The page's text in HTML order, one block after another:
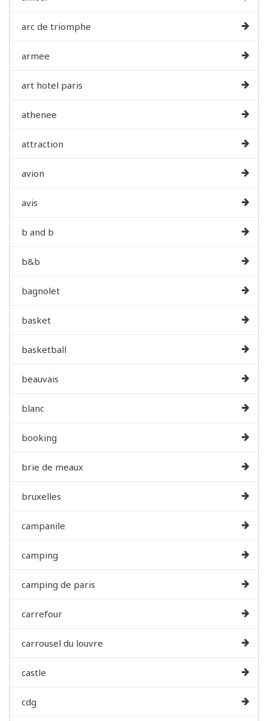
arc de triomphe
armee
art hotel paris
athenee
attraction
avion
avis
b and b
b&b
bagnolet
basket
basketball
beauvais
blanc
booking
brie de meaux
bruxelles
campanile
camping
camping de paris
carrefour
carrousel du louvre
castle
cdg